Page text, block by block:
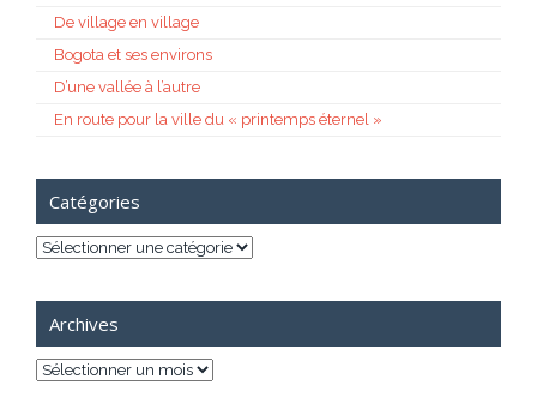
De village en village
Bogota et ses environs
D’une vallée à l’autre
En route pour la ville du « printemps éternel »
Catégories
Catégories
Archives
Archives